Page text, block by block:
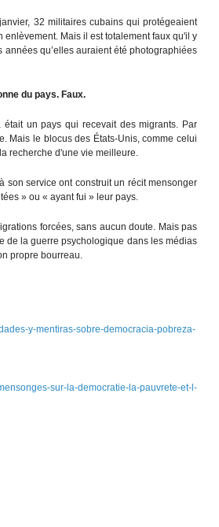
32 militaires cubains qui protégeaient
Mais il est totalement faux qu'il y
qu’elles auraient été photographiées
du pays. Faux.
un pays qui recevait des migrants. Par
Mais le blocus des États-Unis, comme celui
recherche d'une vie meilleure.
son service ont construit un récit mensonger
» ou « ayant fui » leur pays.
forcées, sans aucun doute. Mais pas
de la guerre psychologique dans les médias
propre bourreau.
y-mentiras-sobre-democracia-pobreza-
sur-la-democratie-la-pauvrete-et-l-